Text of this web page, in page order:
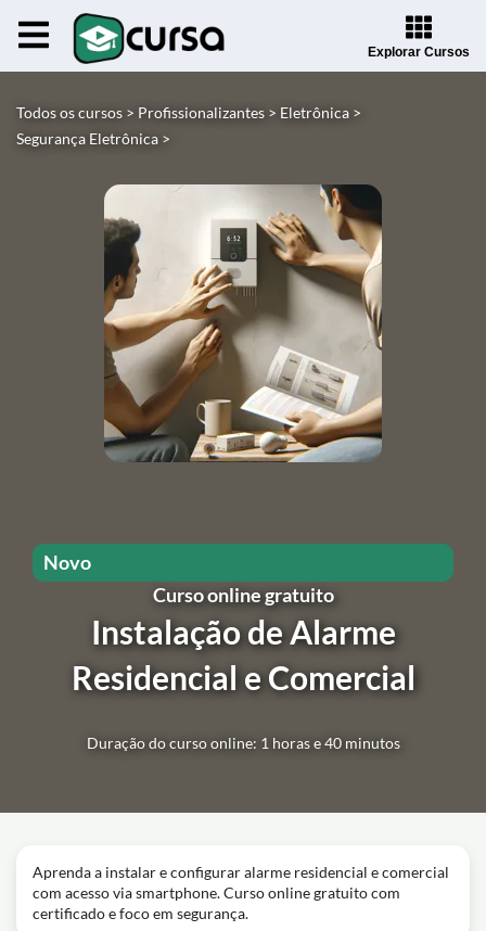
Explorar Cursos
Todos os cursos > Profissionalizantes > Eletrônica >
Segurança Eletrônica >
Curso online gratuito
Instalação de Alarme
Residencial e Comercial
Duração do curso online: 1 horas e 40 minutos
Novo
Aprenda a instalar e configurar alarme residencial e comercial
com acesso via smartphone. Curso online gratuito com
certificado e foco em segurança.